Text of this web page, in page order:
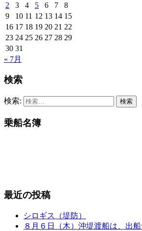
2
3 4 5 6 7
8
9
10 11 12 13 14 15
16 17 18 19 20 21 22
23 24 25 26 27 28 29
30 31
« 7月
検索
検索:
乗船名簿
最近の投稿
シロギス（堤防）
８月６日（木）沖堤渡船は、出船